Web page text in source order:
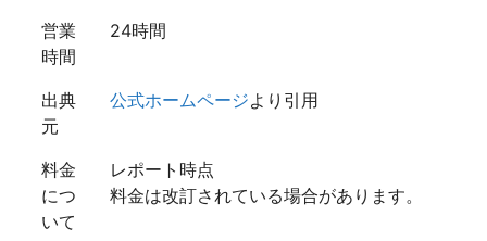
営業
時間
24時間
出典
元
公式ホームページより引用
料金
につ
いて
レポート時点
料金は改訂されている場合があります。